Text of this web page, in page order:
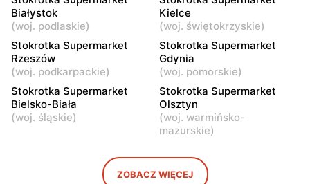
Stokrotka Supermarket
Wyszków, ul. Gen. Józefa
Sowińskiego 64
Stokrotka Supermarket
Warka, ul. Puławska 4
Stokrotka Supermarket
Pułtusk, ul. Ignacego
Daszyńskiego 11
Stokrotka Supermarket
Garwolin, ul. Kościuszki 49
Białystok
(woj. podlaskie)
Kielce
(woj. świętokrzyskie)
Stokrotka Supermarket
Rzeszów
(woj. podkarpackie)
Stokrotka Supermarket
Gdynia
(woj. pomorskie)
Stokrotka Supermarket
Bielsko-Biała
(woj. śląskie)
Stokrotka Supermarket
Olsztyn
(woj. warmińsko-
mazurskie)
ZOBACZ WIĘCEJ